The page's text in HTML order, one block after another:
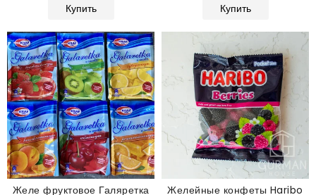
Купить
Купить
Желе фруктовое Галяретка
Желейные конфеты Haribo